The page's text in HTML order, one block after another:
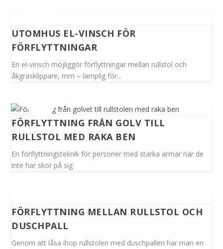
UTOMHUS EL-VINSCH FÖR
FÖRFLYTTNINGAR
En el-vinsch möjliggör förflyttningar mellan rullstol och
åkgräsklippare, mm – lämplig för...
FÖRFLYTTNING FRÅN GOLV TILL
RULLSTOL MED RAKA BEN
En förflyttningsteknik för personer med starka armar när de
inte har skor på sig
FÖRFLYTTNING MELLAN RULLSTOL OCH
DUSCHPALL
Genom att låsa ihop rullstolen med duschpallen har man en